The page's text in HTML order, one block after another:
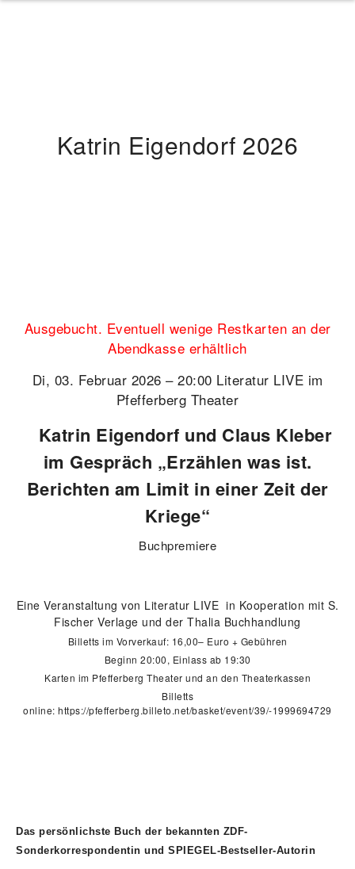
Katrin Eigendorf 2026
Ausgebucht. Eventuell wenige Restkarten an der
Abendkasse erhältlich
Di, 03. Februar 2026 – 20:00 Literatur LIVE im
Pfefferberg Theater
Katrin Eigendorf und Claus Kleber
im Gespräch „Erzählen was ist.
Berichten am Limit in einer Zeit der
Kriege“
Buchpremiere
Eine Veranstaltung von Literatur LIVE in Kooperation mit S.
Fischer Verlage und der Thalia Buchhandlung
Billetts im Vorverkauf: 16,00– Euro + Gebühren
Beginn 20:00, Einlass ab 19:30
Karten im Pfefferberg Theater und an den Theaterkassen
Billetts
online:https://pfefferberg.billeto.net/basket/event/39/-1999694729
Das persönlichste Buch der bekannten ZDF-
Sonderkorrespondentin und SPIEGEL-Bestseller-Autorin